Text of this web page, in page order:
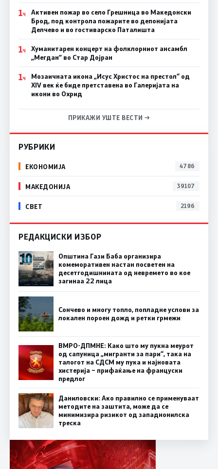
1Ч
Активен пожар во село Грешница во Македонски
Брод, под контрола пожарите во депонијата
Делчево и во гостиварско Паталишта
1Ч
Хуманитарен концерт на фолклорниот ансамбл
„Мегдан” во Стар Дојран
1Ч
Мозаичната икона „Исус Христос на престол“ од
XIV век ќе биде претставена во Галеријата на
икони во Охрид
ПРИКАЖИ УШТЕ ВЕСТИ →
РУБРИКИ
ЕКОНОМИЈА 4786
МАКЕДОНИЈА 39107
СВЕТ 2196
РЕДАКЦИСКИ ИЗБОР
Општина Гази Баба организира
комеморативен настан посветен на
десетгодишнината од невремето во кое
загинаа 22 лица
Сончево и многу топло, попладне услови за
локален пороен дожд и ретки грмежи
ВМРО-ДПМНЕ: Како што му пукна меурот
од сапуница „мигранти за пари“, така на
талогот на СДСМ му пука и најновата
хистерија – прифаќање на француски
предлог
Даниловски: Ако правилно се применуваат
методите на заштита, може да се
минимизира ризикот од западнонилска
треска